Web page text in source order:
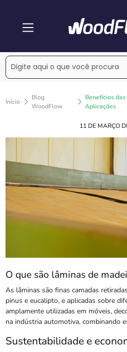
Início
Blog
WoodFlow
Benefícios
Aplicações
11 DE MARÇO
O que são lâminas de
As lâminas são finas camadas
pinus e eucalipto, e aplicadas sobre
amplamente utilizadas em móveis,
na indústria automotiva, combinando
Sustentabilidade e